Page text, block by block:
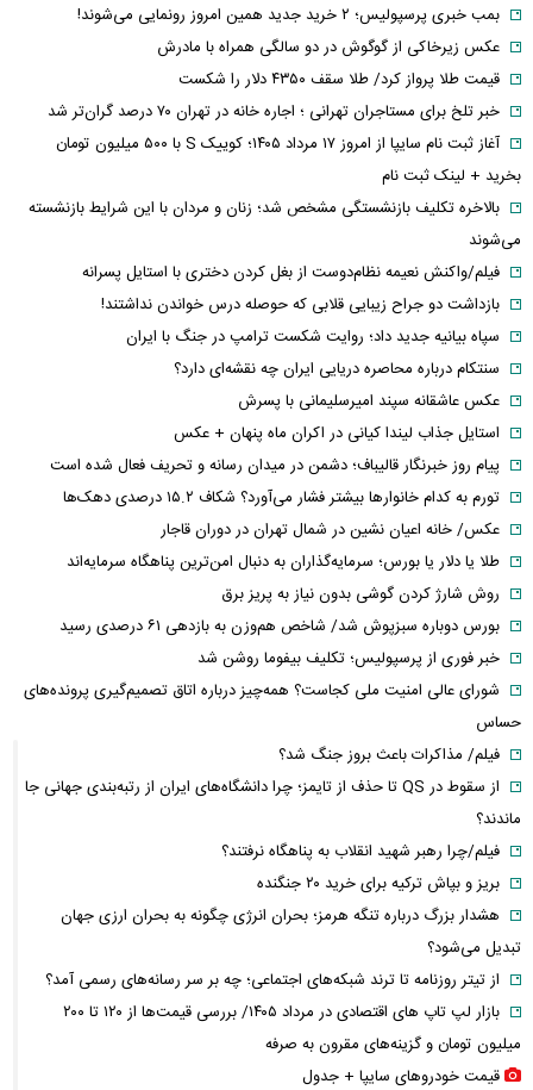
بمب خبری پرسپولیس؛ ۲ خرید جدید همین امروز رونمایی می‌شوند!
عکس زیرخاکی از گوگوش در دو سالگی همراه با مادرش
قیمت طلا پرواز کرد/ طلا سقف ۴۳۵۰ دلار را شکست
خبر تلخ برای مستاجران تهرانی ؛ اجاره خانه در تهران ۷۰ درصد گران‌تر شد
آغاز ثبت نام سایپا از امروز ۱۷ مرداد ۱۴۰۵؛ کوییک S با ۵۰۰ میلیون تومان
بخرید + لینک ثبت نام
بالاخره تکلیف بازنشستگی مشخص شد؛ زنان و مردان با این شرایط بازنشسته
می‌شوند
فیلم/واکنش نعیمه نظام‌دوست از بغل کردن دختری با استایل پسرانه
بازداشت دو جراح زیبایی قلابی که حوصله درس خواندن نداشتند!
سپاه بیانیه جدید داد؛ روایت شکست ترامپ در جنگ با ایران
سنتکام درباره محاصره دریایی ایران چه نقشه‌ای دارد؟
عکس عاشقانه سپند امیرسلیمانی با پسرش
استایل جذاب لیندا کیانی در اکران ماه پنهان + عکس
پیام روز خبرنگار قالیباف؛ دشمن در میدان رسانه و تحریف فعال شده است
تورم به کدام خانوارها بیشتر فشار می‌آورد؟ شکاف ۱۵.۲ درصدی دهک‌ها
عکس/ خانه اعیان نشین در شمال تهران در دوران قاجار
طلا یا دلار یا بورس؛ سرمایه‌گذاران به دنبال امن‌ترین پناهگاه سرمایه‌اند
روش شارژ کردن گوشی بدون نیاز به پریز برق
بورس دوباره سبزپوش شد/ شاخص هم‌وزن به بازدهی ۶۱ درصدی رسید
خبر فوری از پرسپولیس؛ تکلیف بیفوما روشن شد
شورای عالی امنیت ملی کجاست؟ همه‌چیز درباره اتاق تصمیم‌گیری پرونده‌های
حساس
فیلم/ مذاکرات باعث بروز جنگ شد؟
از سقوط در QS تا حذف از تایمز؛ چرا دانشگاه‌های ایران از رتبه‌بندی جهانی جا
ماندند؟
فیلم/چرا رهبر شهید انقلاب به پناهگاه نرفتند؟
بریز و بپاش ترکیه برای خرید ۲۰ جنگنده
هشدار بزرگ درباره تنگه هرمز؛ بحران انرژی چگونه به بحران ارزی جهان
تبدیل می‌شود؟
از تیتر روزنامه تا ترند شبکه‌های اجتماعی؛ چه بر سر رسانه‌های رسمی آمد؟
بازار لپ‌ تاپ‌ های اقتصادی در مرداد ۱۴۰۵/ بررسی قیمت‌ها از ۱۲۰ تا ۲۰۰
میلیون تومان و گزینه‌های مقرون‌ به‌ صرفه
قیمت خودرو‌های سایپا + جدول